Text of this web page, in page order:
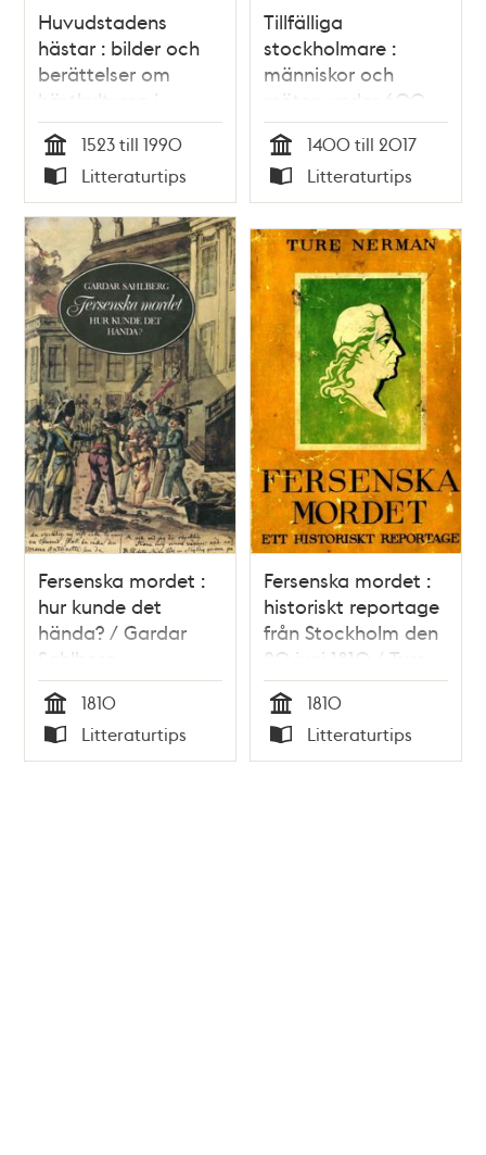
Huvudstadens
hästar : bilder och
berättelser om
hästkulturen i
Stockholm under
fem sekler
Tid
1523 till 1990
Typ
Litteraturtips
Tillfälliga
stockholmare :
människor och
möten under 600
år
Tid
1400 till 2017
Typ
Litteraturtips
Fersenska mordet :
hur kunde det
hända? / Gardar
Sahlberg
Tid
1810
Typ
Litteraturtips
Fersenska mordet :
historiskt reportage
från Stockholm den
20 juni 1810 / Ture
Nerman
Tid
1810
Typ
Litteraturtips